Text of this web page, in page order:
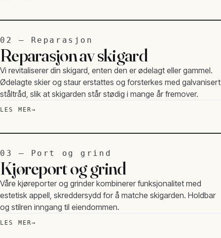
02 — Reparasjon
Reparasjon av skigard
Vi revitaliserer din skigard, enten den er ødelagt eller gammel.
Ødelagte skier og staur erstattes og forsterkes med galvanisert
ståltråd, slik at skigarden står stødig i mange år fremover.
LES MER
03 — Port og grind
Kjøreport og grind
Våre kjøreporter og grinder kombinerer funksjonalitet med
estetisk appell, skreddersydd for å matche skigarden. Holdbar
og stilren inngang til eiendommen.
LES MER